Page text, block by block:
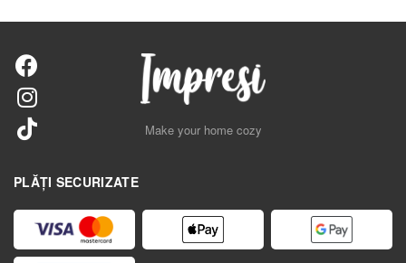
Make your home cozy
PLĂȚI SECURIZATE